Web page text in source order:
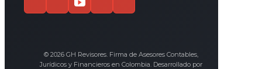
© 2026 GH Revisores. Firma de Asesores Contables,
Jurídicos y Financieros en Colombia. Desarrollado por